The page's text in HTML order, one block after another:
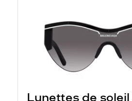
Lunettes de soleil